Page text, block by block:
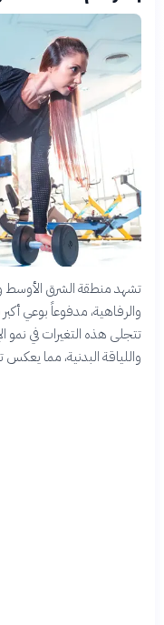
تشهد منطقة الشرق الأوسط
والرفاهية، مدفوعاً بوعي
تتجلى هذه التغيرات في نمو
واللياقة البدنية، مما يعكس